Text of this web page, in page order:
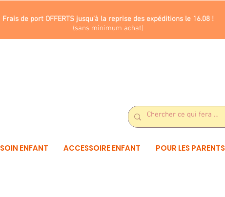
Frais de port OFFERTS jusqu'à la reprise des expéditions le 16.08 !
(sans minimum achat)
SOIN ENFANT ACCESSOIRE ENFANT POUR LES PARENTS